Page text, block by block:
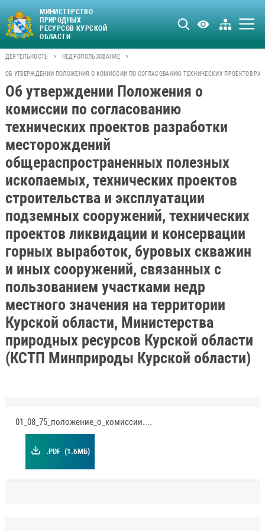
МИНИСТЕРСТВО
ПРИРОДНЫХ
РЕСУРСОВ КУРСКОЙ
ОБЛАСТИ
ДЕЯТЕЛЬНОСТЬ > НЕДРОПОЛЬЗОВАНИЕ >
ОБ УТВЕРЖДЕНИИ ПОЛОЖЕНИЯ О КОМИССИИ ПО СОГЛАСОВАНИЮ ТЕХНИЧЕСКИХ ПРОЕКТОВ
Об утверждении Положения о
комиссии по согласованию
технических проектов разработки
месторождений
общераспространенных полезных
ископаемых, технических проектов
строительства и эксплуатации
подземных сооружений, технических
проектов ликвидации и консервации
горных выработок, буровых скважин
и иных сооружений, связанных с
пользованием участками недр
местного значения на территории
Курской области, Министерства
природных ресурсов Курской области
(КСТП Минприроды Курской области)
01_08_75_положение_о_комиссии.pdf
.PDF (1.6МБ)